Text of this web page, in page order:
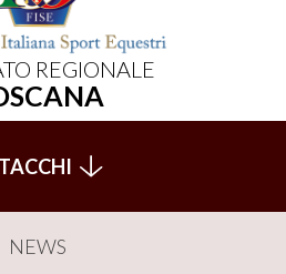
REGIONALE
NEWS